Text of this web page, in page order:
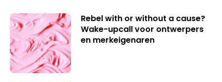
Rebel with or without a cause?
Wake-upcall voor ontwerpers
en merkeigenaren